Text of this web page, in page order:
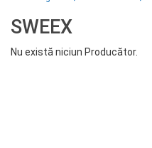
SWEEX
Nu există niciun Producător.